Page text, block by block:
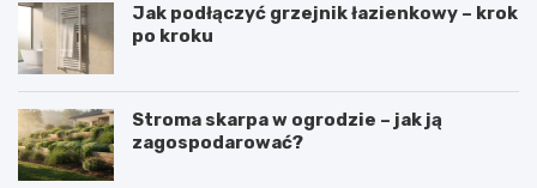
Jak podłączyć grzejnik łazienkowy – krok
po kroku
Stroma skarpa w ogrodzie – jak ją
zagospodarować?